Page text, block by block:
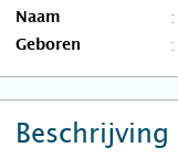
Naam
Geboren
Beschrijving